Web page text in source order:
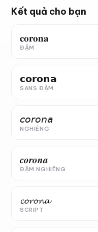
Kết quả cho bạn
𝐜𝐨𝐫𝐨𝐧𝐚
ĐẬM
𝗰𝗼𝗿𝗼𝗻𝗮
SANS ĐẬM
𝘤𝘰𝘳𝘰𝘯𝘢
NGHIÊNG
𝒄𝒐𝒓𝒐𝒏𝒂
ĐẬM NGHIÊNG
𝓬𝓸𝓻𝓸𝓷𝓪
SCRIPT